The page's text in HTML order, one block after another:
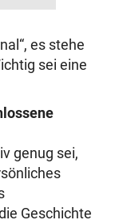
es stehe
sei eine
genug sei,
Geschichte